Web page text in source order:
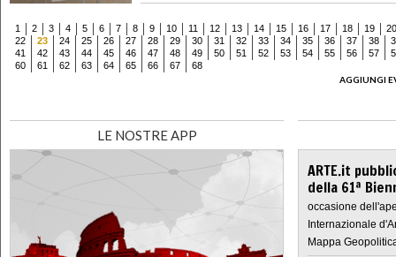
1 2 3 4 5 6 7 8 9 10 11 12 13 14 15 16 17 18 19
20
22
23 24 25 26 27 28 29 30 31 32 33 34 35 36 37 38
41
42 43 44 45 46 47 48 49 50 51 52 53 54 55 56 57
60
61 62 63 64 65 66 67
68
AGGIUNGI
LE NOSTRE APP
ARTE.it
della 61ª
occasione
Internazionale
Mappa